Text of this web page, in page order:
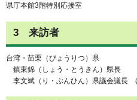
県庁本館3階特別応接室
3 来訪者
台湾・苗栗（びょうりつ）県
鎮東錦（しょう・とうきん）県長
李文斌（り・ぶんひん）県議会議長